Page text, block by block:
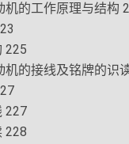
机的工作原理与结构
225
机的接线及铭牌的识
227
228